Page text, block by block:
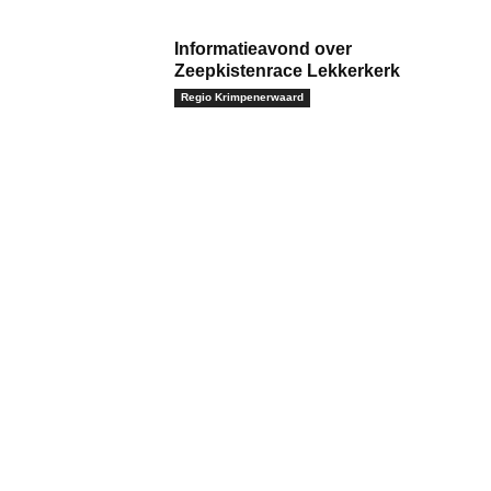
Informatieavond over
Zeepkistenrace Lekkerkerk
Regio Krimpenerwaard